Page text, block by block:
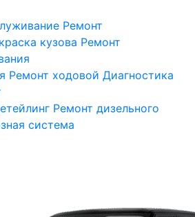
Ремонт
кузова Ремонт
Ремонт ходовой Диагностика
Ремонт дизельного
система